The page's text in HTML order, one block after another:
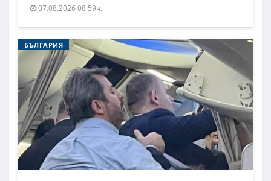
07.08.2026 08:59ч.
БЪЛГАРИЯ